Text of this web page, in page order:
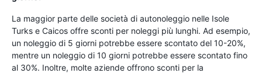
La maggior parte delle società di autonoleggio nelle Isole
Turks e Caicos offre sconti per noleggi più lunghi. Ad esempio,
un noleggio di 5 giorni potrebbe essere scontato del 10-20%,
mentre un noleggio di 10 giorni potrebbe essere scontato fino
al 30%. Inoltre, molte aziende offrono sconti per la